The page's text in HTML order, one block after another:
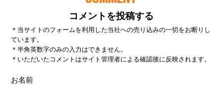
コメントを投稿する
＊当サイトのフォームを利用した当社への売り込みの一切をお断りし
ています。
＊半角英数字のみの入力はできません。
＊いただいたコメントはサイト管理者による確認後に反映されます。
お名前